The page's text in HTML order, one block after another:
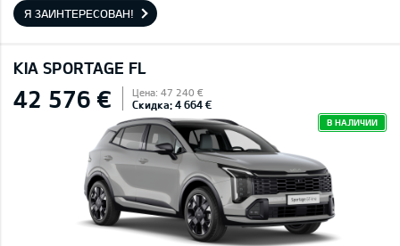
Я ЗАИНТЕРЕСОВАН!
KIA SPORTAGE FL
42 576 € Цена: 47 240 €
Скидка: 4 664 €
В НАЛИЧИИ